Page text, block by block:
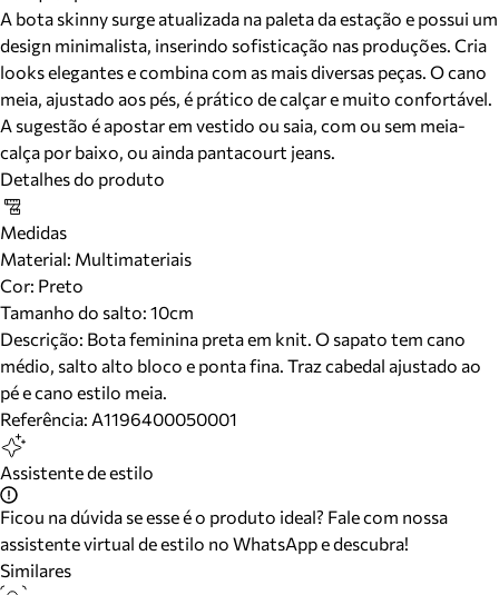
A bota skinny surge atualizada na paleta da estação e possui um
design minimalista, inserindo sofisticação nas produções. Cria
looks elegantes e combina com as mais diversas peças. O cano
meia, ajustado aos pés, é prático de calçar e muito confortável.
A sugestão é apostar em vestido ou saia, com ou sem meia-
calça por baixo, ou ainda pantacourt jeans.
Detalhes do produto
Medidas
Material: Multimateriais
Cor: Preto
Tamanho do salto: 10cm
Descrição: Bota feminina preta em knit. O sapato tem cano
médio, salto alto bloco e ponta fina. Traz cabedal ajustado ao
pé e cano estilo meia.
Referência: A1196400050001
Assistente de estilo
Ficou na dúvida se esse é o produto ideal? Fale com nossa
assistente virtual de estilo no WhatsApp e descubra!
Similares